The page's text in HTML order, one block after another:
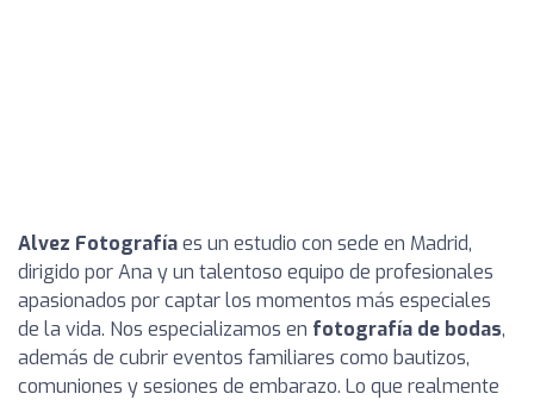
Alvez Fotografíaes un estudio con sede en Madrid,
dirigido por Ana y un talentoso equipo de profesionales
apasionados por captar los momentos más especiales
de la vida. Nos especializamos en fotografía de bodas,
además de cubrir eventos familiares como bautizos,
comuniones y sesiones de embarazo. Lo que realmente